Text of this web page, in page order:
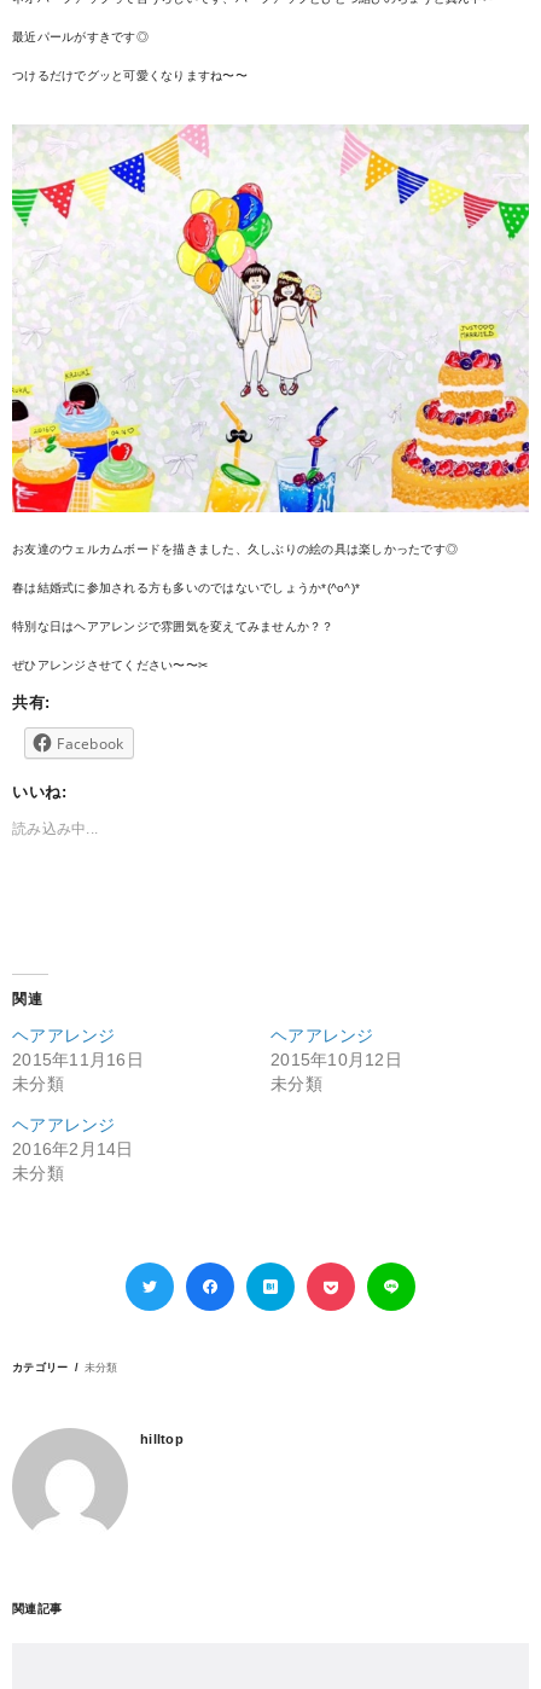
最近パールがすきです◎
つけるだけでグッと可愛くなりますね〜〜
お友達のウェルカムボードを描きました、久しぶりの絵の具は楽しかったです◎
春は結婚式に参加される方も多いのではないでしょうか*(^o^)*
特別な日はヘアアレンジで雰囲気を変えてみませんか？？
ぜひアレンジさせてください〜〜✂︎
共有:
Facebook
いいね:
読み込み中...
関連
ヘアアレンジ
2015年11月16日
未分類
ヘアアレンジ
2015年10月12日
未分類
ヘアアレンジ
2016年2月14日
未分類
カテゴリー 未分類
hilltop
関連記事